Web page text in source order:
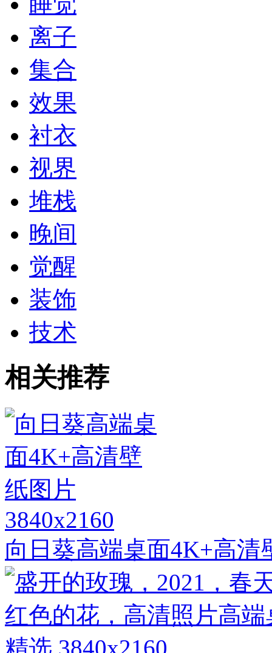
离子
集合
效果
衬衣
视界
堆栈
晚间
觉醒
装饰
技术
相关推荐
3840x2160
向日葵高端桌面4K+高清